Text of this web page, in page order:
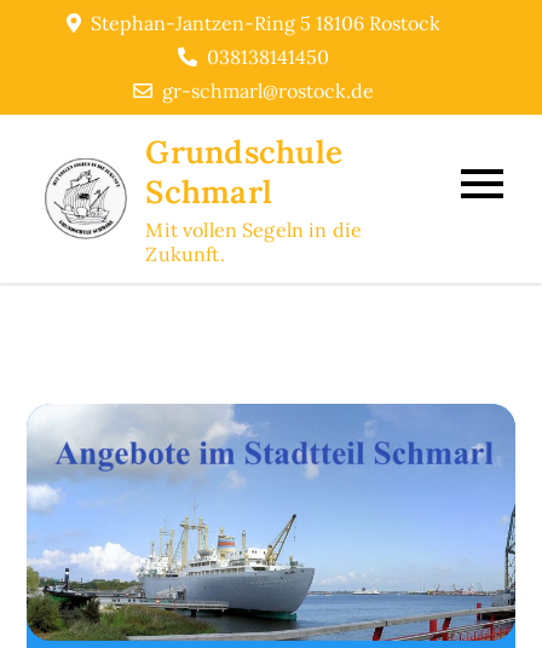
Stephan-Jantzen-Ring 5 18106 Rostock
038138141450
gr-schmarl@rostock.de
Grundschule
Schmarl
Mit vollen Segeln in die
Zukunft.